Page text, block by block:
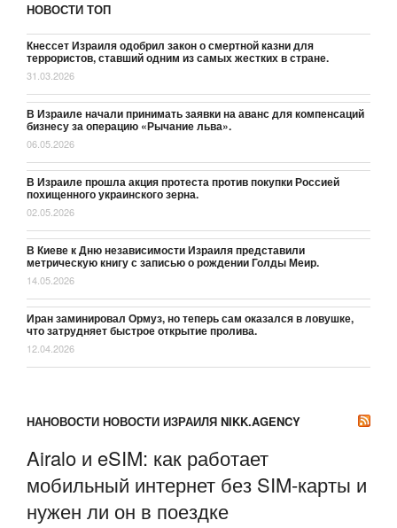
НОВОСТИ ТОП
Кнессет Израиля одобрил закон о смертной казни для
террористов, ставший одним из самых жестких в стране.
31.03.2026
В Израиле начали принимать заявки на аванс для компенсаций
бизнесу за операцию «Рычание льва».
06.05.2026
В Израиле прошла акция протеста против покупки Россией
похищенного украинского зерна.
02.05.2026
В Киеве к Дню независимости Израиля представили
метрическую книгу с записью о рождении Голды Меир.
14.05.2026
Иран заминировал Ормуз, но теперь сам оказался в ловушке,
что затрудняет быстрое открытие пролива.
12.04.2026
НАНОВОСТИ НОВОСТИ ИЗРАИЛЯ NIKK.AGENCY
Airalo и eSIM: как работает
мобильный интернет без SIM-карты и
нужен ли он в поездке